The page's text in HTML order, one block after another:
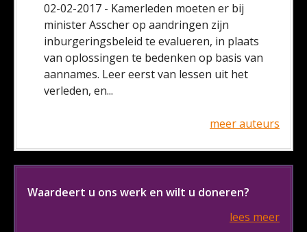
02-02-2017 - Kamerleden moeten er bij
minister Asscher op aandringen zijn
inburgeringsbeleid te evalueren, in plaats
van oplossingen te bedenken op basis van
aannames. Leer eerst van lessen uit het
verleden, en...
meer auteurs
Waardeert u ons werk en wilt u doneren?
lees meer